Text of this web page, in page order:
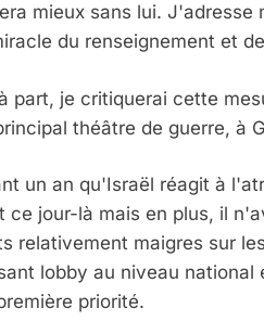
mieux sans lui.
du renseignement et
part, je critiquerai cette
théâtre de guerre, à
un an qu'Israël réagit à
ce jour-là mais en plus, il
relativement maigres sur
lobby au niveau
priorité.